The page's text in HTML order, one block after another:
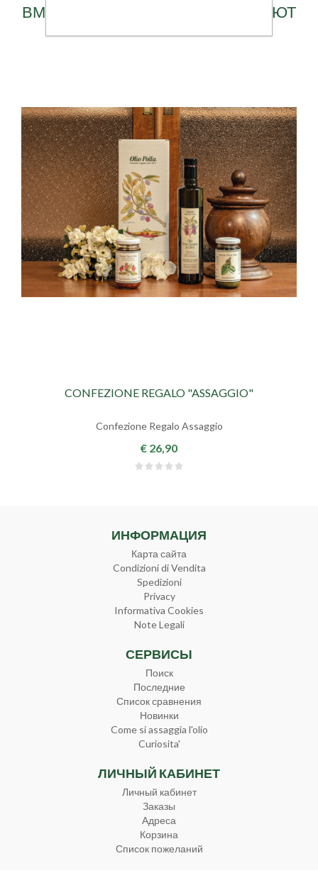
ВМЕСТЕ С ЭТИМ ТАКЖЕ ПОКУПАЮТ
CONFEZIONE REGALO "ASSAGGIO"
Confezione Regalo Assaggio
€ 26,90
ИНФОРМАЦИЯ
Карта сайта
Condizioni di Vendita
Spedizioni
Privacy
Informativa Cookies
Note Legali
СЕРВИСЫ
Поиск
Последние
Список сравнения
Новинки
Come si assaggia l'olio
Curiosita'
ЛИЧНЫЙ КАБИНЕТ
Личный кабинет
Заказы
Адреса
Корзина
Список пожеланий